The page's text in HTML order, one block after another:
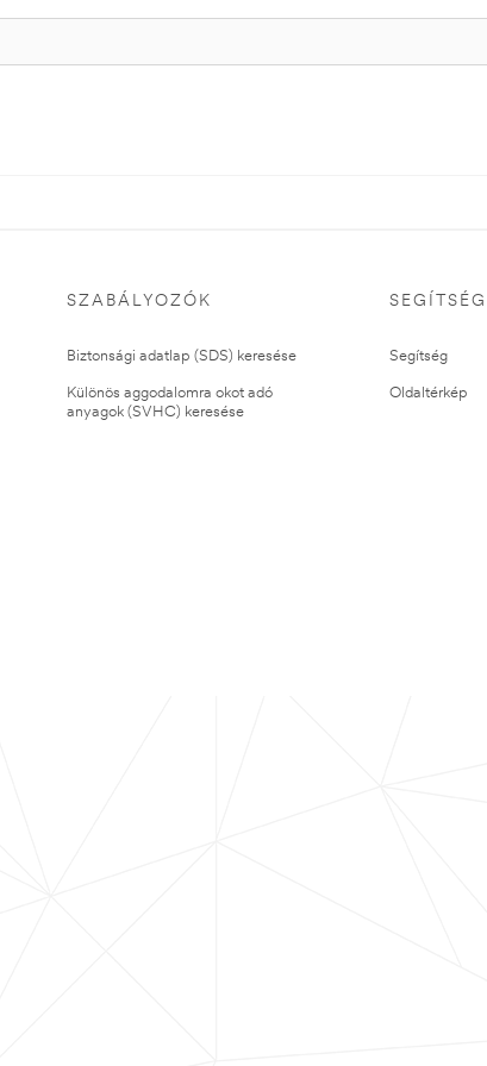
SZABÁLYOZÓK
Biztonsági adatlap (SDS) keresése
Különös aggodalomra okot adó
anyagok (SVHC) keresése
SEGÍTSÉG
Segítség
Oldaltérkép